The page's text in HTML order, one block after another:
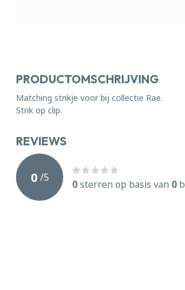
PRODUCTOMSCHRIJVING
Matching strikje voor bij collectie Rae.
Strik op clip.
REVIEWS
0 /5
0sterren op basis van 0